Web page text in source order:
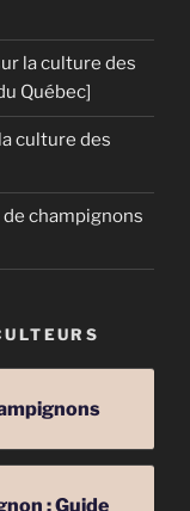
la culture des
Québec]
culture des
champignons
: Guide